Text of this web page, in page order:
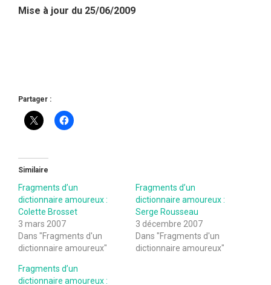
Mise à jour du 25/06/2009
Partager :
Similaire
Fragments d’un
dictionnaire amoureux :
Colette Brosset
3 mars 2007
Dans "Fragments d'un
dictionnaire amoureux"
Fragments d’un
dictionnaire amoureux :
Serge Rousseau
3 décembre 2007
Dans "Fragments d'un
dictionnaire amoureux"
Fragments d’un
dictionnaire amoureux :